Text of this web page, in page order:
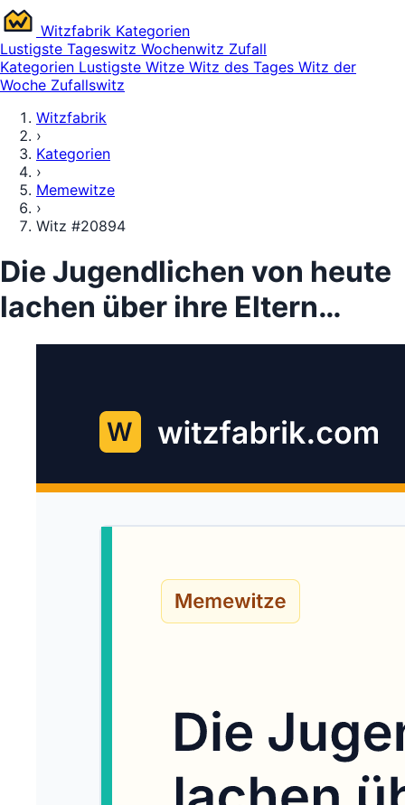
Witzfabrik Kategorien
Lustigste Tageswitz Wochenwitz Zufall
Kategorien Lustigste Witze Witz des Tages Witz der
Woche Zufallswitz
Witzfabrik
›
Kategorien
›
Memewitze
›
Witz #20894
Die Jugendlichen von heute
lachen über ihre Eltern…